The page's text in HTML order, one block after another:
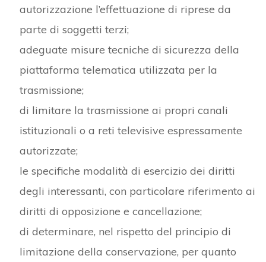
autorizzazione l’effettuazione di riprese da
parte di soggetti terzi;
adeguate misure tecniche di sicurezza della
piattaforma telematica utilizzata per la
trasmissione;
di limitare la trasmissione ai propri canali
istituzionali o a reti televisive espressamente
autorizzate;
le specifiche modalità di esercizio dei diritti
degli interessanti, con particolare riferimento ai
diritti di opposizione e cancellazione;
di determinare, nel rispetto del principio di
limitazione della conservazione, per quanto